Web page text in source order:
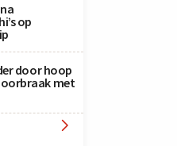
op
door hoop
met
